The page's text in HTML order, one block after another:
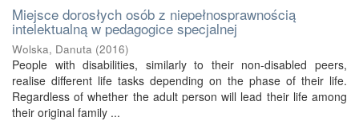
Miejsce dorosłych osób z niepełnosprawnością
intelektualną w pedagogice specjalnej
Wolska, Danuta (2016)
People with disabilities, similarly to their non-disabled peers,
realise different life tasks depending on the phase of their life.
Regardless of whether the adult person will lead their life among
their original family ...